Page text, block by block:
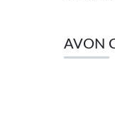
AVON